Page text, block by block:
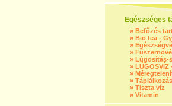
Egészséges
» Befőzés
» Bio tea -
»
»
» Lúgosítás-
» LÚGOSVÍZ
»
» Táplálkozás
» Tiszta víz
» Vitamin